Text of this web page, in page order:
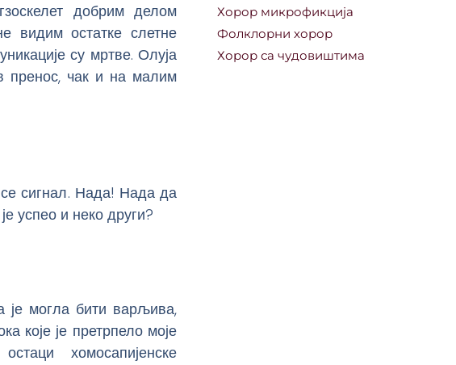
добрим делом
видим остатке слетне
су мртве. Олуја
пренос, чак и на малим
сигнал. Нада! Нада да
успео и неко други?
могла бити варљива,
које је претрпело моје
хомосапијенске
Хорор микрофикција
Фолклорни хорор
Хорор са чудовиштима